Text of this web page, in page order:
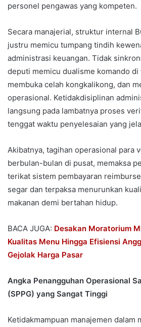
personel pengawas yang kompeten.
Secara manajerial, struktur internal
justru memicu tumpang tindih
administrasi keuangan. Tidak
deputi memicu dualisme komando di
membuka celah kongkalikong, dan
operasional. Ketidakdisiplinan
langsung pada lambatnya proses
tenggat waktu penyelesaian yang
Akibatnya, tagihan operasional para
berbulan-bulan di pusat, memaksa
terikat sistem pembayaran
segar dan terpaksa menurunkan
makanan demi bertahan hidup.
BACA JUGA: Desakan Moratorium
Kualitas Menu Hingga Efisiensi
Gejolak Harga Pasar
Angka Penangguhan Operasional
(SPPG) yang Sangat Tinggi
Ketidakmampuan manajemen dalam